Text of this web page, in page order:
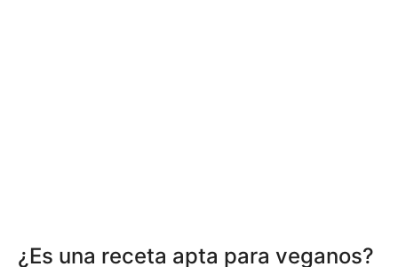
¿Es una receta apta para veganos?